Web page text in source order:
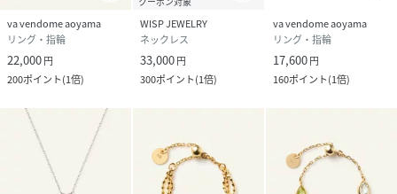
va vendome aoyama
リング・指輪
22,000円
200ポイント(1倍)
WISP JEWELRY
ネックレス
33,000円
300ポイント(1倍)
va vendome aoyama
リング・指輪
17,600円
160ポイント(1倍)